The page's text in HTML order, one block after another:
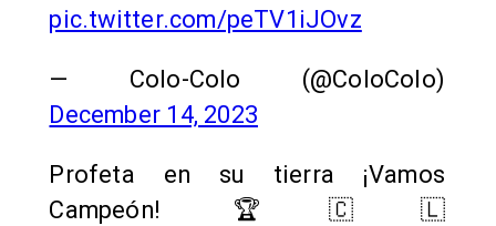
pic.twitter.com/peTV1iJOvz
— Colo-Colo (@ColoColo)
December 14, 2023
Profeta en su tierra ¡Vamos
Campeón! 🏆🇨🇱